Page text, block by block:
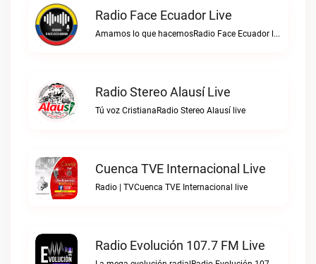
Radio Face Ecuador Live
Amamos lo que hacemosRadio Face Ecuador live
Radio Stereo Alausí Live
Tú voz CristianaRadio Stereo Alausí live
Cuenca TVE Internacional Live
Radio | TVCuenca TVE Internacional live
Radio Evolución 107.7 FM Live